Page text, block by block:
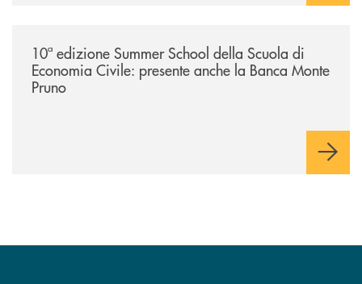
10ª edizione Summer School della Scuola di
Economia Civile: presente anche la Banca Monte
Pruno